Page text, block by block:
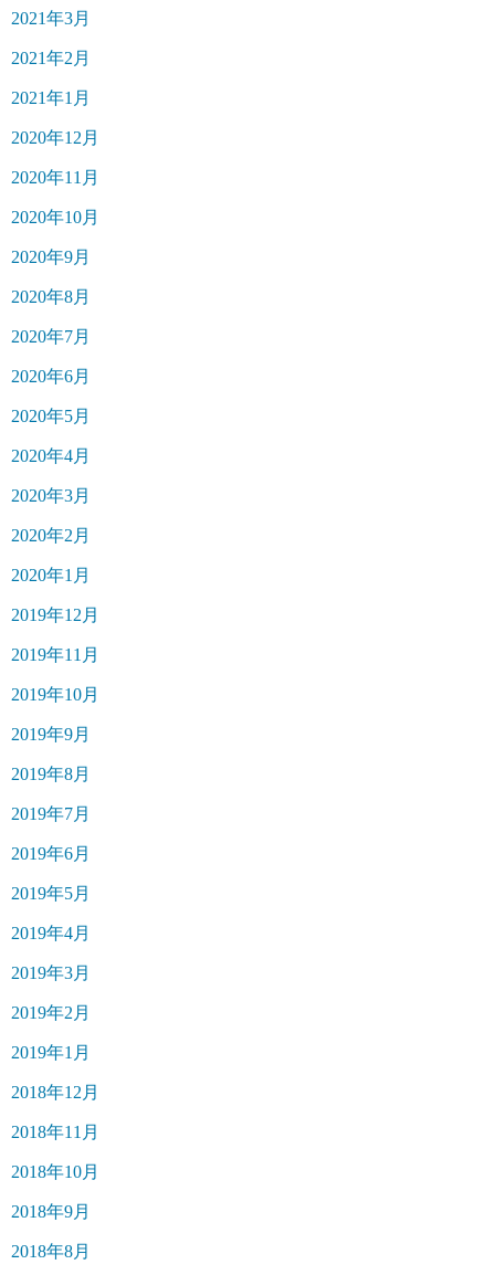
2021年3月
2021年2月
2021年1月
2020年12月
2020年11月
2020年10月
2020年9月
2020年8月
2020年7月
2020年6月
2020年5月
2020年4月
2020年3月
2020年2月
2020年1月
2019年12月
2019年11月
2019年10月
2019年9月
2019年8月
2019年7月
2019年6月
2019年5月
2019年4月
2019年3月
2019年2月
2019年1月
2018年12月
2018年11月
2018年10月
2018年9月
2018年8月